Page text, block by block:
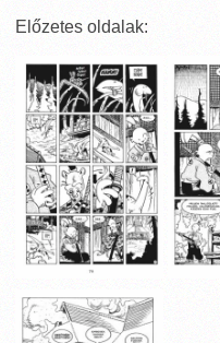
Előzetes oldalak: